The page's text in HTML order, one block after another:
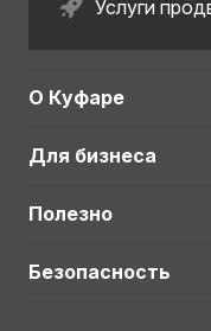
Услуги
О Куфаре
Для бизнеса
Полезно
Безопасность